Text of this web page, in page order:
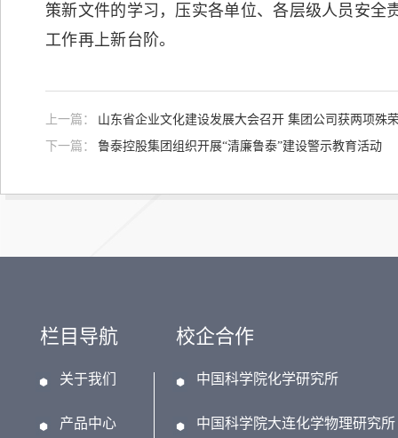
策新文件的学习，压实各单位、各层级人员安全
工作再上新台阶。
上一篇：
山东省企业文化建设发展大会召开 集团公司获两项殊
下一篇：
鲁泰控股集团组织开展“清廉鲁泰”建设警示教育活动
栏目导航
关于我们
产品中心
校企合作
中国科学院化学研究所
中国科学院大连化学物理研究所